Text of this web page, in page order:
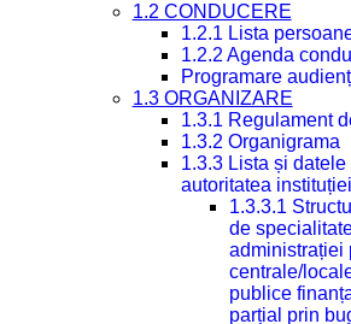
1.2 CONDUCERE
1.2.1 Lista
1.2.2 Agenda
Programare
1.3 ORGANIZARE
1.3.1 Regulament
1.3.2 Organigrama
1.3.3 Lista și
autoritatea instituției
1.3.3.1
de
administrației
centrale/
publice
parțial prin